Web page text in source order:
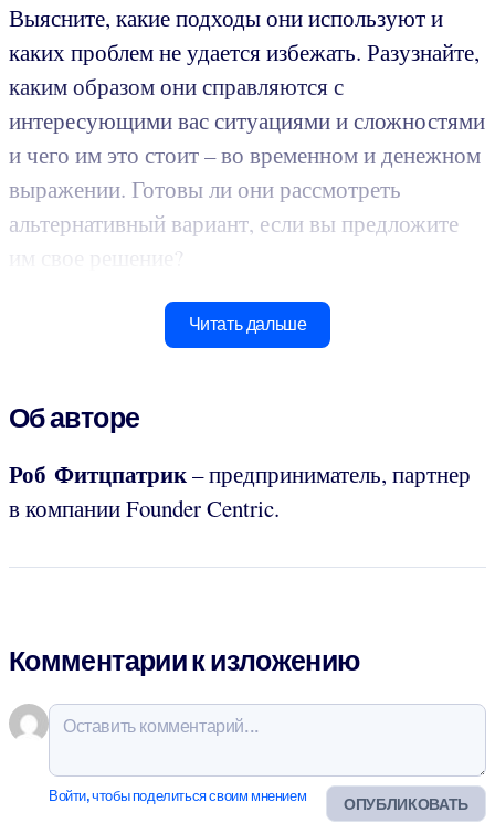
Выясните, какие подходы они используют и
каких проблем не удается избежать. Разузнайте,
каким образом они справляются с
интересующими вас ситуациями и сложностями
и чего им это стоит – во временном и денежном
выражении. Готовы ли они рассмотреть
альтернативный вариант, если вы предложите
им свое решение?
Читать дальше
Об авторе
Роб Фитцпатрик– предприниматель, партнер
в компании Founder Centric.
Комментарии к изложению
ОПУБЛИКОВАТЬ
Войти, чтобы поделиться своим мнением